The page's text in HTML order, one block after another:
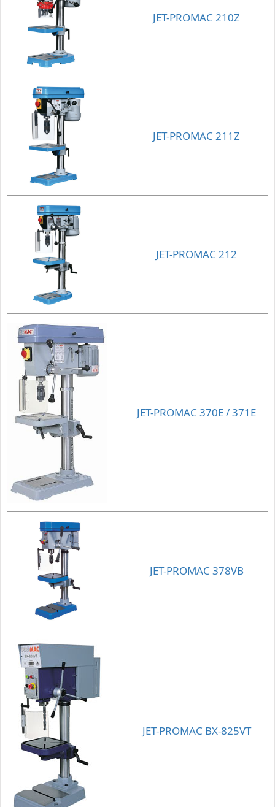
JET-PROMAC 210Z
JET-PROMAC 211Z
JET-PROMAC 212
JET-PROMAC 370E / 371E
JET-PROMAC 378VB
JET-PROMAC BX-825VT